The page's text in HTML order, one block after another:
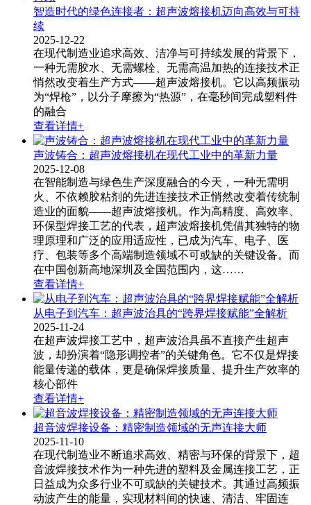
智造时代的绿色连接者：超声波熔接机迈向高效与可持
续
2025-12-22
在现代制造业追求高效、洁净与可持续发展的背景下，
一种无需胶水、无需螺栓、无需高温加热的连接技术正
悄然改变着生产方式——超声波熔接机。它以高频振动
为“焊枪”，以分子摩擦为“热源”，在毫秒间完成塑料件
的融合
查看详情+
声波铸合：超声波熔接机在现代工业中的革新力量
2025-12-08
在智能制造与绿色生产深度融合的今天，一种无需明
火、不依赖胶粘剂的先进连接技术正悄然改变着传统制
造业的面貌——超声波熔接机​。作为高精度、高效率、
环保型焊接工艺的代表，超声波熔接机凭借其独特的物
理原理和广泛的应用适应性，已成为汽车、电子、医
疗、包装等多个高端制造领域不可或缺的关键设备。而
在中国创新高地深圳及全国范围内，这……
查看详情+
从电子到汽车：超声波治具的“跨界焊接赋能”全解析
2025-11-24
在超声波焊接工艺中，超声波治具​虽不直接产生超声
波，却扮演着“隐形调控者”的关键角色。它不仅是焊接
能量传递的载体，更是确保焊接质量、提升生产效率的
核心部件
查看详情+
超音波焊接设备：精密制造领域的无声连接大师
2025-11-10
在现代制造业不断追求高效、精密与环保的背景下，超
音波焊接技术作为一种先进的塑料及金属连接工艺，正
日益成为众多行业不可或缺的关键技术。其通过高频振
动波产生的能量，实现材料间的快速、清洁、牢固连